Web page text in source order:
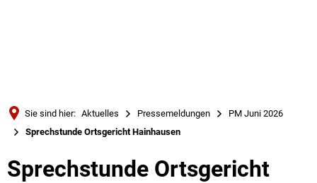
Русский
Sie sind hier: Aktuelles Pressemeldungen
PM Juni 2026
Sprechstunde Ortsgericht Hainhausen
Sprechstunde Ortsgericht